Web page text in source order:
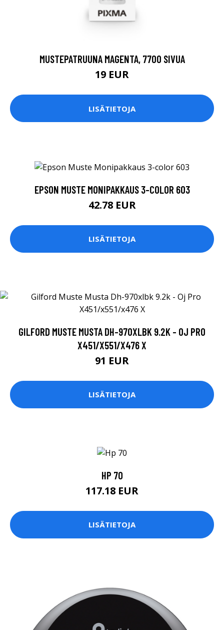
MUSTEPATRUUNA MAGENTA, 7700 SIVUA
19 EUR
LISÄTIETOJA
EPSON MUSTE MONIPAKKAUS 3-COLOR 603
42.78 EUR
LISÄTIETOJA
GILFORD MUSTE MUSTA DH-970XLBK 9.2K - OJ PRO
X451/X551/X476 X
91 EUR
LISÄTIETOJA
HP 70
117.18 EUR
LISÄTIETOJA